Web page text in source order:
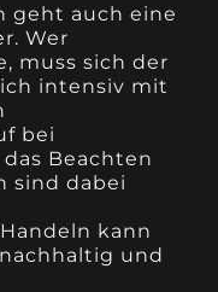
geht auch eine
Wer
muss sich der
intensiv mit
bei
Beachten
sind dabei
kann
und